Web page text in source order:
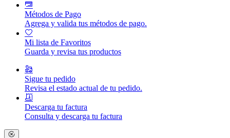
Métodos de Pago
Agrega y valida tus métodos de pago.
Mi lista de Favoritos
Guarda y revisa tus productos
Sigue tu pedido
Revisa el estado actual de tu pedido.
Descarga tu factura
Consulta y descarga tu factura